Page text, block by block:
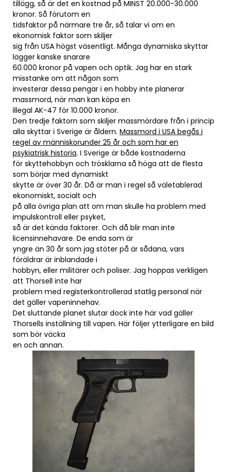
tillägg, så är det en kostnad på MINST 20.000-30.000
kronor. Så förutom en
tidsfaktor på närmare tre år, så talar vi om en
ekonomisk faktor som skiljer
sig från USA högst väsentligt. Många dynamiska skyttar
lägger kanske snarare
60.000 kronor på vapen och optik. Jag har en stark
misstanke om att någon som
investerar dessa pengar i en hobby inte planerar
massmord, när man kan köpa en
illegal AK-47 för 10.000 kronor.
Den tredje faktorn som skiljer massmördare från i princip
alla skyttar i Sverige är åldern. Massmord i USA begås i
regel av människorunder 25 år och som har en
psykiatrisk historia. I Sverige är både kostnaderna
för skyttehobbyn och trösklarna så höga att de flesta
som börjar med dynamiskt
skytte är över 30 år. Då är man i regel så väletablerad
ekonomiskt, socialt och
på alla övriga plan att om man skulle ha problem med
impulskontroll eller psyket,
så är det kända faktorer. Och då blir man inte
licensinnehavare. De enda som är
yngre än 30 år som jag stöter på är sådana, vars
föräldrar är inblandade i
hobbyn, eller militärer och poliser. Jag hoppas verkligen
att Thorsell inte har
problem med registerkontrollerad statlig personal när
det gäller vapeninnehav.
Det sluttande planet slutar dock inte här vad gäller
Thorsells inställning till vapen. Här följer ytterligare en bild
som bör väcka
en och annan.